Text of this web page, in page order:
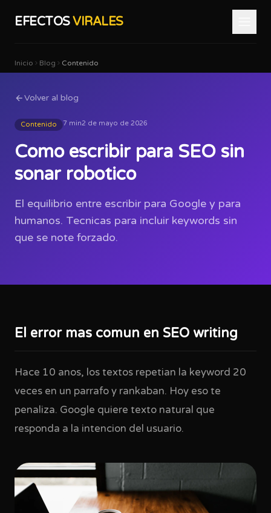
EFECTOSVIRALES
Inicio Blog Contenido
Volver al blog
Contenido 7 min2 de mayo de 2026
Como escribir para SEO sin
sonar robotico
El equilibrio entre escribir para Google y para
humanos. Tecnicas para incluir keywords sin
que se note forzado.
El error mas comun en SEO writing
Hace 10 anos, los textos repetian la keyword 20
veces en un parrafo y rankaban. Hoy eso te
penaliza. Google quiere texto natural que
responda a la intencion del usuario.